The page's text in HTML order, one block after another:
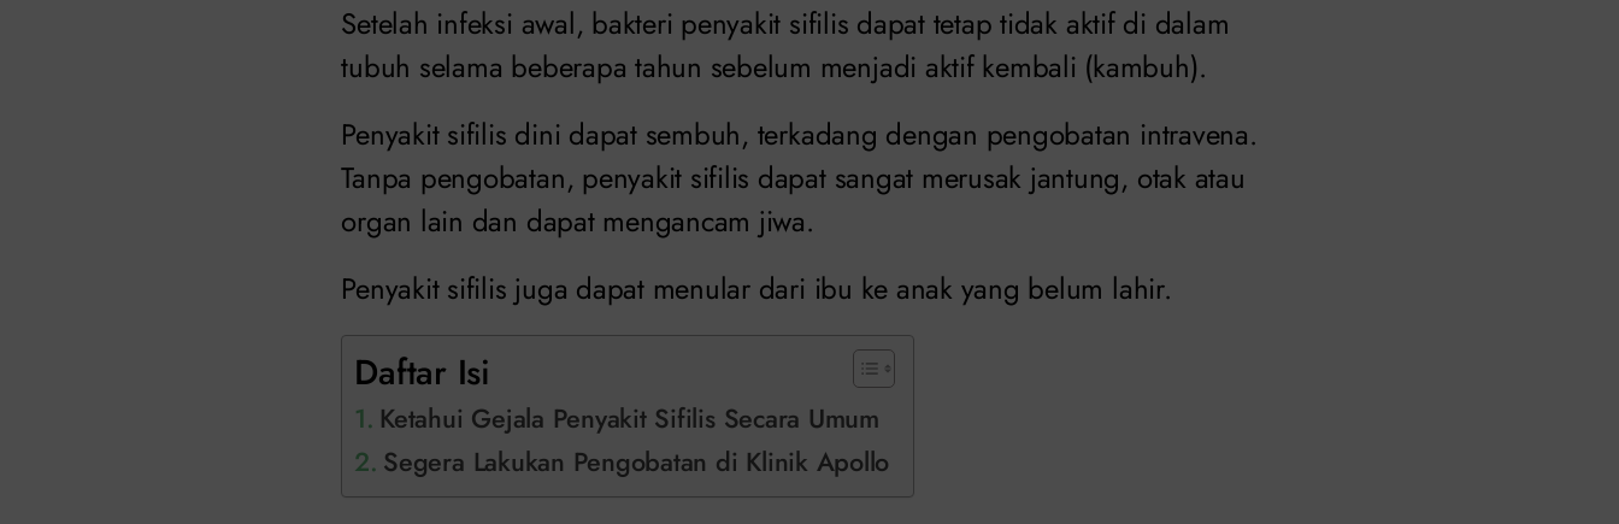
Setelah infeksi awal, bakteri penyakit sifilis dapat tetap tidak aktif di dalam
tubuh selama beberapa tahun sebelum menjadi aktif kembali (kambuh).
Penyakit sifilis dini dapat sembuh, terkadang dengan pengobatan intravena.
Tanpa pengobatan, penyakit sifilis dapat sangat merusak jantung, otak atau
organ lain dan dapat mengancam jiwa.
Penyakit sifilis juga dapat menular dari ibu ke anak yang belum lahir.
Daftar Isi
Ketahui Gejala Penyakit Sifilis Secara Umum
Segera Lakukan Pengobatan di Klinik Apollo